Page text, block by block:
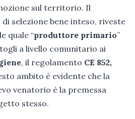
sul territorio. Il
selezione bene inteso, riveste
quale “produttore primario”
a livello comunitario ai
, il regolamento CE 852,
ambito è evidente che la
venatorio è la premessa
stesso.